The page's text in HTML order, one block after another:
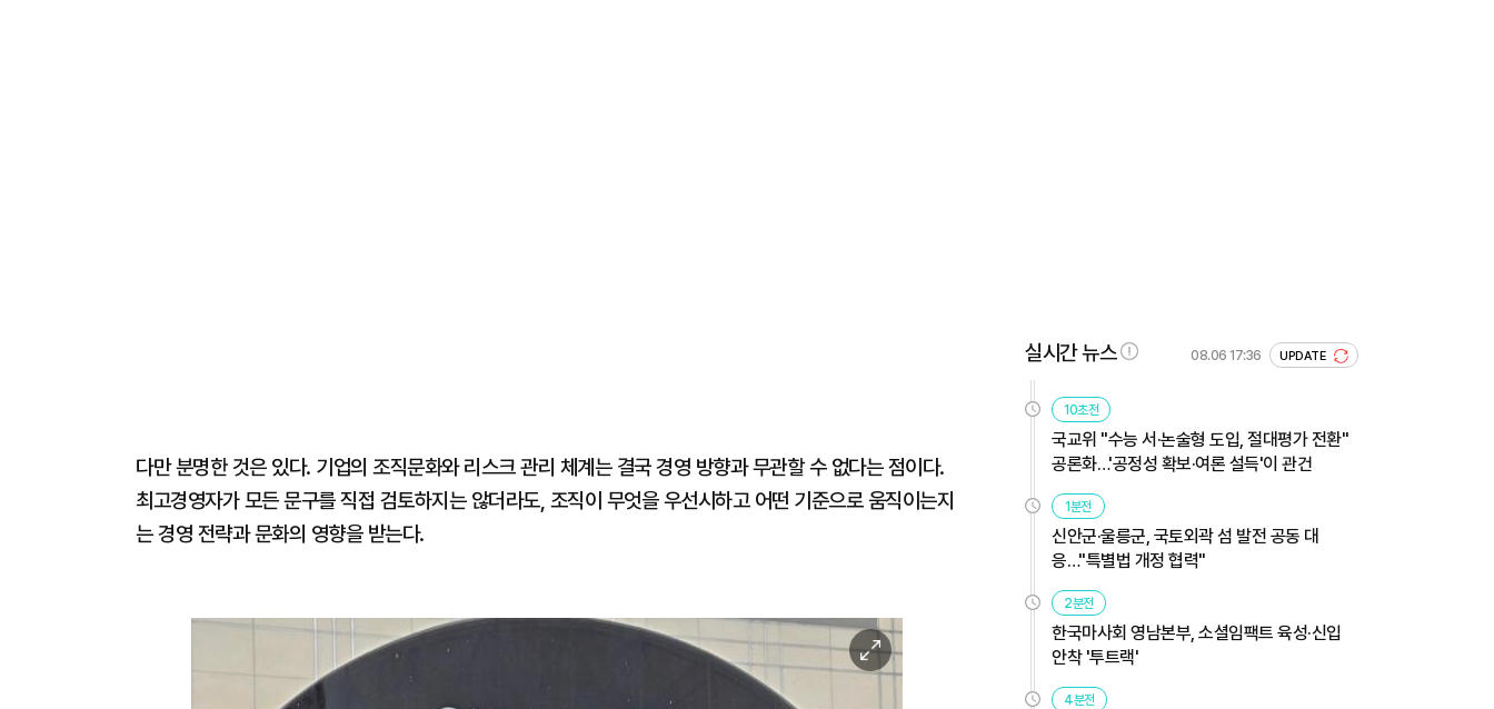
다만 분명한 것은 있다. 기업의 조직문화와 리스크 관리 체계는 결국 경영 방향과 무관할 수 없다는 점이다.
최고경영자가 모든 문구를 직접 검토하지는 않더라도, 조직이 무엇을 우선시하고 어떤 기준으로 움직이는지
는 경영 전략과 문화의 영향을 받는다.
이
미
실시간 뉴스 08.06 17:36 UPDATE
10초전
국교위 "수능 서·논술형 도입, 절대평가 전환"
공론화…'공정성 확보·여론 설득'이 관건
1분전
신안군·울릉군, 국토외곽 섬 발전 공동 대
응…"특별법 개정 협력"
2분전
한국마사회 영남본부, 소셜임팩트 육성·신입
안착 '투트랙'
4분전